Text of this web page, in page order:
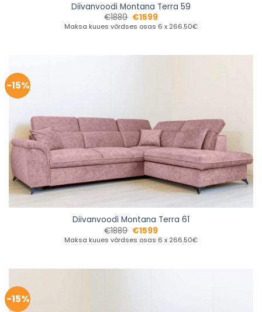
Diivanvoodi Montana Terra 59
€1889 €1599
Maksa kuues võrdses osas 6 x 266.50€
-15%
Diivanvoodi Montana Terra 61
€1889 €1599
Maksa kuues võrdses osas 6 x 266.50€
-15%